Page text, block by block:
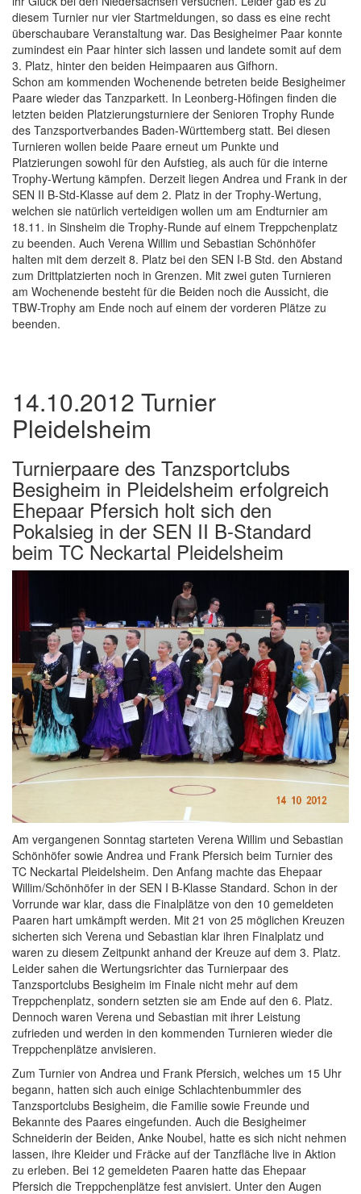
diesem Turnier nur vier Startmeldungen, so dass es eine recht
überschaubare Veranstaltung war. Das Besigheimer Paar konnte
zumindest ein Paar hinter sich lassen und landete somit auf dem
3. Platz, hinter den beiden Heimpaaren aus Gifhorn.
Schon am kommenden Wochenende betreten beide Besigheimer
Paare wieder das Tanzparkett. In Leonberg-Höfingen finden die
letzten beiden Platzierungsturniere der Senioren Trophy Runde
des Tanzsportverbandes Baden-Württemberg statt. Bei diesen
Turnieren wollen beide Paare erneut um Punkte und
Platzierungen sowohl für den Aufstieg, als auch für die interne
Trophy-Wertung kämpfen. Derzeit liegen Andrea und Frank in der
SEN II B-Std-Klasse auf dem 2. Platz in der Trophy-Wertung,
welchen sie natürlich verteidigen wollen um am Endturnier am
18.11. in Sinsheim die Trophy-Runde auf einem Treppchenplatz
zu beenden. Auch Verena Willim und Sebastian Schönhöfer
halten mit dem derzeit 8. Platz bei den SEN I-B Std. den Abstand
zum Drittplatzierten noch in Grenzen. Mit zwei guten Turnieren
am Wochenende besteht für die Beiden noch die Aussicht, die
TBW-Trophy am Ende noch auf einem der vorderen Plätze zu
beenden.
14.10.2012 Turnier
Pleidelsheim
Turnierpaare des Tanzsportclubs
Besigheim in Pleidelsheim erfolgreich
Ehepaar Pfersich holt sich den
Pokalsieg in der SEN II B-Standard
beim TC Neckartal Pleidelsheim
Am vergangenen Sonntag starteten Verena Willim und Sebastian
Schönhöfer sowie Andrea und Frank Pfersich beim Turnier des
TC Neckartal Pleidelsheim. Den Anfang machte das Ehepaar
Willim/Schönhöfer in der SEN I B-Klasse Standard. Schon in der
Vorrunde war klar, dass die Finalplätze von den 10 gemeldeten
Paaren hart umkämpft werden. Mit 21 von 25 möglichen Kreuzen
sicherten sich Verena und Sebastian klar ihren Finalplatz und
waren zu diesem Zeitpunkt anhand der Kreuze auf dem 3. Platz.
Leider sahen die Wertungsrichter das Turnierpaar des
Tanzsportclubs Besigheim im Finale nicht mehr auf dem
Treppchenplatz, sondern setzten sie am Ende auf den 6. Platz.
Dennoch waren Verena und Sebastian mit ihrer Leistung
zufrieden und werden in den kommenden Turnieren wieder die
Treppchenplätze anvisieren.
Zum Turnier von Andrea und Frank Pfersich, welches um 15 Uhr
begann, hatten sich auch einige Schlachtenbummler des
Tanzsportclubs Besigheim, die Familie sowie Freunde und
Bekannte des Paares eingefunden. Auch die Besigheimer
Schneiderin der Beiden, Anke Noubel, hatte es sich nicht nehmen
lassen, ihre Kleider und Fräcke auf der Tanzfläche live in Aktion
zu erleben. Bei 12 gemeldeten Paaren hatte das Ehepaar
Pfersich die Treppchenplätze fest anvisiert. Unter den Augen